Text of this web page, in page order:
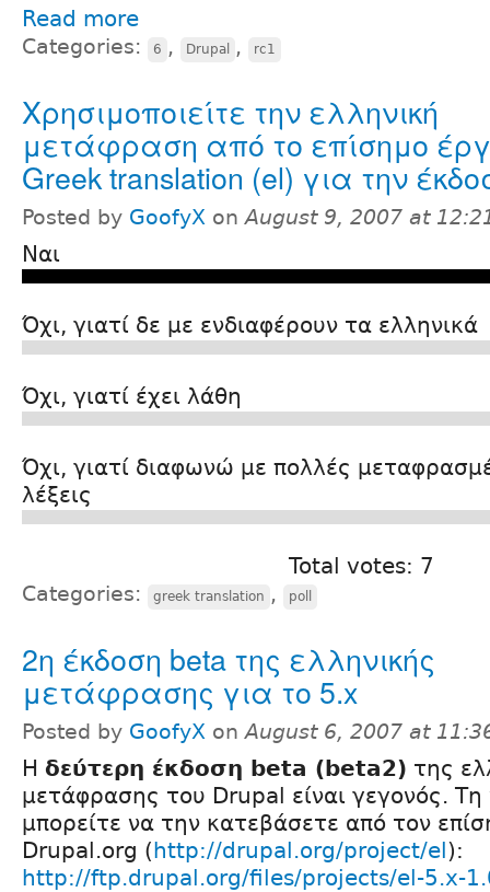
Read more
Categories: 6 , Drupal , rc1
Χρησιμοποιείτε την ελληνική
μετάφραση από το επίσημο
Greek translation (el) για την
Posted by GoofyX onAugust 9, 2007 at
Ναι
Όχι, γιατί δε με ενδιαφέρουν τα ελληνικά
Όχι, γιατί έχει λάθη
Όχι, γιατί διαφωνώ με πολλές
λέξεις
Total votes: 7
Categories: greek translation , poll
2η έκδοση beta της ελληνικής
μετάφρασης για το 5.x
Posted by GoofyX onAugust 6, 2007 at
Η δεύτερη έκδοση beta (beta2) της
μετάφρασης του Drupal είναι γεγονός.
μπορείτε να την κατεβάσετε από τον
Drupal.org (http://drupal.org/project/el):
http://ftp.drupal.org/files/projects/el-5.x-